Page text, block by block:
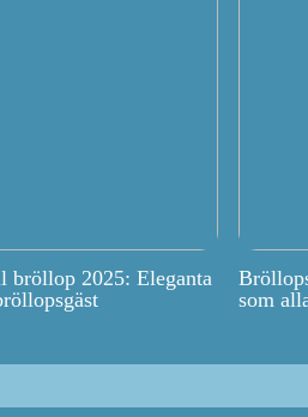
bröllop 2025: Eleganta
som